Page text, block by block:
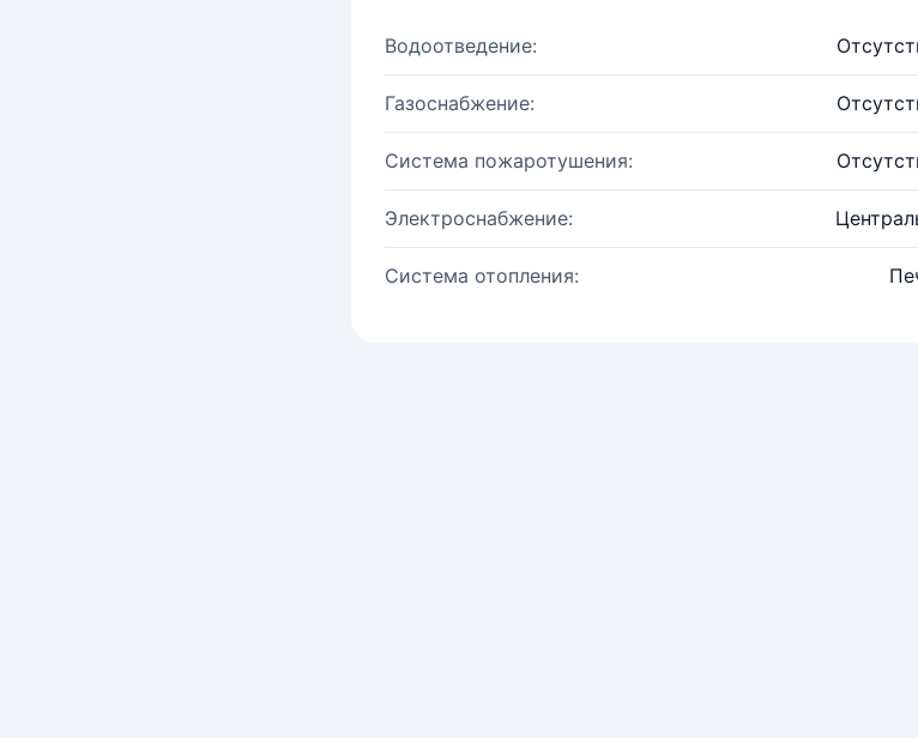
Водоотведение:
Газоснабжение:
Система пожаротушения:
Электроснабжение:
Система отопления: